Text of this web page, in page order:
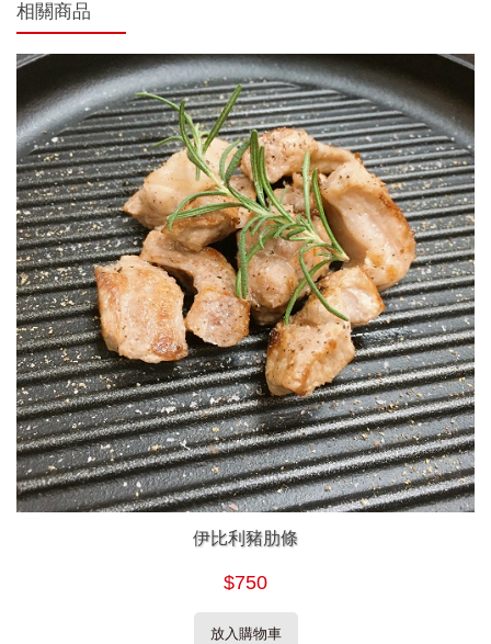
相關商品
伊比利豬肋條
$750
放入購物車